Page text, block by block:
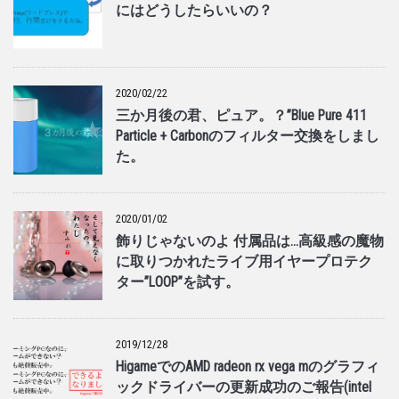
にはどうしたらいいの？
2020/02/22
三か月後の君、ピュア。？”Blue Pure 411
Particle + Carbonのフィルター交換をしまし
た。
2020/01/02
飾りじゃないのよ 付属品は…高級感の魔物
に取りつかれたライブ用イヤープロテク
ター”LOOP”を試す。
2019/12/28
HigameでのAMD radeon rx vega mのグラフィ
ックドライバーの更新成功のご報告(intel